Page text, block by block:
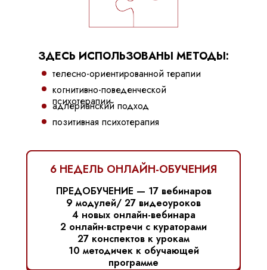
ЗДЕСЬ ИСПОЛЬЗОВАНЫ МЕТОДЫ:
телесно-ориентированной терапии
когнитивно-поведенческой
психотерапии
адлерианский подход
позитивная психотерапия
ПРЕДОБУЧЕНИЕ — 17 вебинаров
9 модулей/ 27 видеоуроков
4 новых онлайн-вебинара
2 онлайн-встречи с кураторами
27 конспектов к урокам
10 методичек к обучающей
программе
6 НЕДЕЛЬ ОНЛАЙН-ОБУЧЕНИЯ